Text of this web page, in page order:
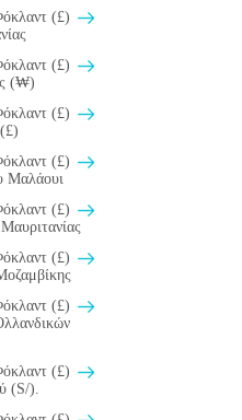
(£)
(£)
(₩)
(£)
(£)
Μαλάουι
(£)
(£)
(£)
(£)
(S/).